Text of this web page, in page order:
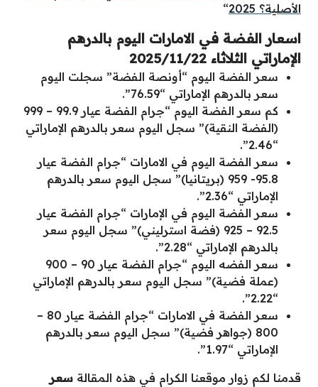
الأصلية؟ 2025
“
اسعار الفضة في الامارات اليوم بالدرهم
الإماراتي الثلاثاء 2025/11/22
سعر الفضة اليوم “أونصة الفضة” سجلت اليوم
سعر بالدرهم الإماراتي “76.59”.
كم سعر الفضة اليوم “جرام الفضة عيار 99.9 – 999
(الفضة النقية)” سجل اليوم سعر بالدرهم الإماراتي
“2.46”.
سعر الفضة اليوم في الامارات “جرام الفضة عيار
95.8- 959 (بريتانيا)” سجل اليوم سعر بالدرهم
الإماراتي “2.36”.
سعر الفضة اليوم في الإمارات “جرام الفضة عيار
92.5 – 925 (فضة استرليني)” سجل اليوم سعر
بالدرهم الإماراتي “2.28”.
سعر الفضه اليوم “جرام الفضة عيار 90 – 900
(عملة فضية)” سجل اليوم سعر بالدرهم الإماراتي
“2.22”.
سعر الفضة في الامارات “جرام الفضة عيار 80 –
800 (جواهر فضية)” سجل اليوم سعر بالدرهم
الإماراتي “1.97”.
قدمنا لكم زوار موقعنا الكرام في هذه المقالة سعر